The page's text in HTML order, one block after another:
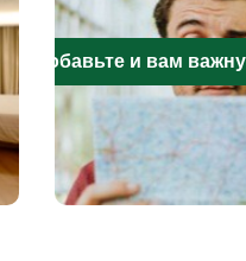
Добавьте и вам